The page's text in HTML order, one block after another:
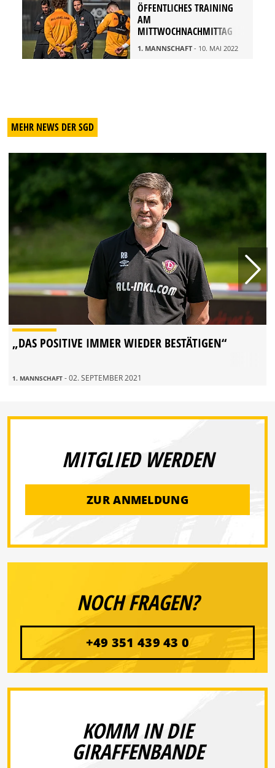
ÖFFENTLICHES TRAINING
AM
MITTWOCHNACHMITTAG
1. MANNSCHAFT- 10. MAI 2022
MEHR NEWS DER SGD
„DAS POSITIVE IMMER WIEDER BESTÄTIGEN“
1. MANNSCHAFT - 02. SEPTEMBER 2021
MITGLIED WERDEN
ZUR ANMELDUNG
NOCH FRAGEN?
+49 351 439 43 0
KOMM IN DIE
GIRAFFENBANDE